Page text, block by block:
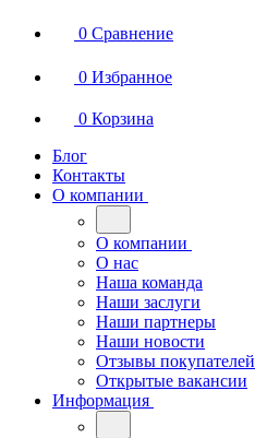
0 Сравнение
0 Избранное
0 Корзина
Блог
Контакты
О компании
О компании
О нас
Наша команда
Наши заслуги
Наши партнеры
Наши новости
Отзывы покупателей
Открытые вакансии
Информация